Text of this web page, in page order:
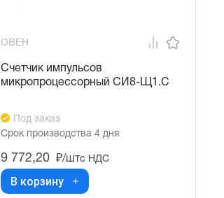
ОВЕН
Счетчик импульсов
микропроцессорный СИ8-Щ1.С
Под заказ
Срок производства 4 дня
9 772,20 ₽/штс НДС
В корзину